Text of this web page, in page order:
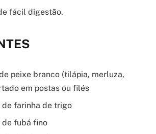
fácil digestão.
peixe branco (tilápia, merluza,
em postas ou filés
de farinha de trigo
de fubá fino